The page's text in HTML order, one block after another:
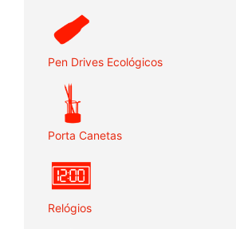
Pen Drives Ecológicos
Porta Canetas
Relógios